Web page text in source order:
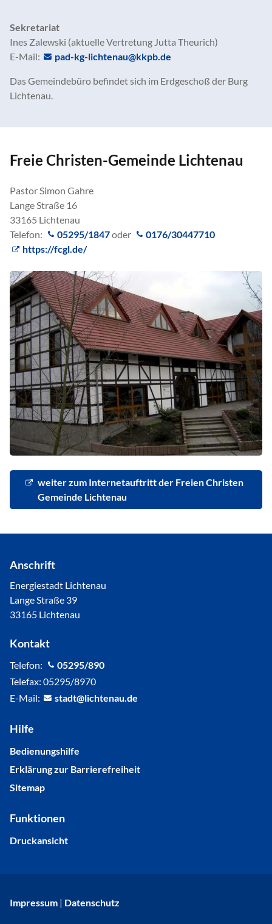
Sekretariat
Ines Zalewski (aktuelle Vertretung Jutta Theurich)
E-Mail:
p d-kg-l cht n kkpb d
Das Gemeindebüro befindet sich im Erdgeschoß der Burg
Lichtenau.
Freie Christen-Gemeinde Lichtenau
Pastor Simon Gahre
Lange Straße 16
33165 Lichtenau
Telefon:
05295/1847oder
0176/30447710
https://fcgl.de/
weiter zum Internetauftritt der Freien Christen
Gemeinde Lichtenau
Anschrift
Energiestadt Lichtenau
Lange Straße 39
33165 Lichtenau
Kontakt
Telefon:
05295/890
Telefax: 05295/8970
E-Mail:
st dt l cht n d
Hilfe
Bedienungshilfe
Erklärung zur Barrierefreiheit
Sitemap
Funktionen
Druckansicht
Impressum | Datenschutz